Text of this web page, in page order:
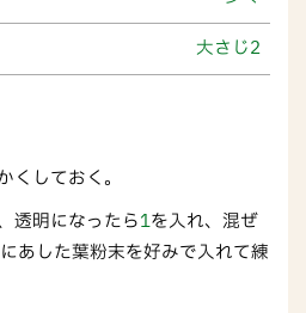
大さじ2
くしておく。
透明になったら1を入れ、混ぜ
あした葉粉末を好みで入れて練